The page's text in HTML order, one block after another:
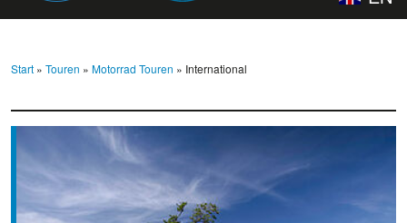
Start » Touren » Motorrad Touren » International